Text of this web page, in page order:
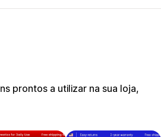
prontos a utilizar na sua loja,